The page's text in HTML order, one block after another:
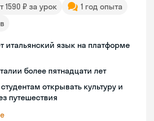
1590 ₽ за урок
1 год опыта
итальянский язык на платформе
более пятнадцати лет
открывать культуру и
путешествия